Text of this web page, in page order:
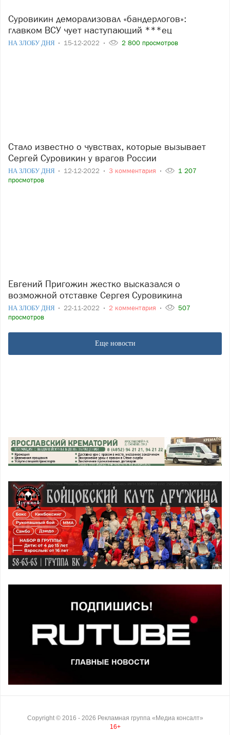
Суровикин деморализовал «бандерлогов»:
главком ВСУ чует наступающий ***ец
НА ЗЛОБУ ДНЯ 15-12-2022 2 800 просмотров
Стало известно о чувствах, которые вызывает
Сергей Суровикин у врагов России
НА ЗЛОБУ ДНЯ 12-12-2022 3 комментария
1 207
просмотров
Евгений Пригожин жестко высказался о
возможной отставке Сергея Суровикина
НА ЗЛОБУ ДНЯ 22-11-2022 2 комментария
507
просмотров
Еще новости
Copyright © 2016 - 2026 Рекламная группа «Медиа консалт»
16+